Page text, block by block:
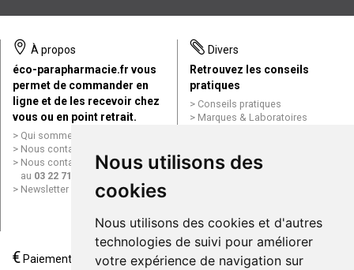
Nous utilisons des
cookies
Nous utilisons des cookies et d'autres
technologies de suivi pour améliorer
votre expérience de navigation sur
À propos
éco-parapharmacie.fr vous
permet de commander en
ligne et de les recevoir chez
vous ou en point retrait.
Qui sommes nous ?
Nous contacter par e-mail
Nous contacter par téléphone
au 03 22 71 64 10
Newsletter
Divers
Retrouvez les conseils
pratiques
Conseils pratiques
Marques & Laboratoires
Mentions légales
Données personnelles
ligne
€ Paiement
Livraison / Point retrait